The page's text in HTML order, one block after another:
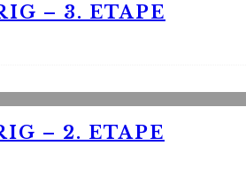
– 3. ETAPE
– 2. ETAPE